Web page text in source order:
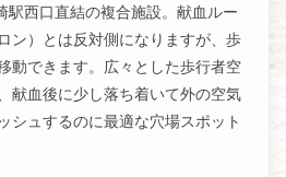
駅西口直結の複合施設。献血ルー
ン）とは反対側になりますが、歩
動できます。広々とした歩行者空
献血後に少し落ち着いて外の空気
シュするのに最適な穴場スポット